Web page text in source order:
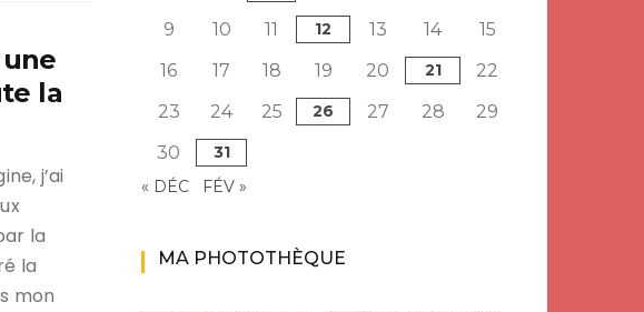
la
j’ai
la
la
mon
9
10 11 12 13 14
15
16
17 18 19 20 21
22
23
24 25 26 27 28
29
30
31
« DÉC
FÉV »
MA PHOTOTHÈQUE